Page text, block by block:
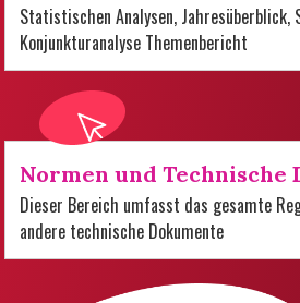
Statistischen Analysen,
Konjunkturanalyse Themenbericht
Normen und Technische
Dieser Bereich umfasst das gesamte
andere technische Dokumente